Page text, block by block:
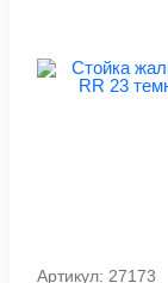
Артикул: 27173